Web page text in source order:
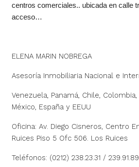
centros comerciales.. ubicada en calle
acceso…
ELENA MARIN NOBREGA
Asesoría Inmobiliaria Nacional e
Venezuela, Panamá, Chile,
México, España y EEUU
Oficina: Av. Diego Cisneros, Centro
Ruices Piso 5 Ofc 506. Los Ruices
Teléfonos: (0212) 238.23.31 /